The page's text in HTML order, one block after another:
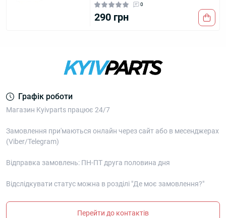
0
290 грн
Графік роботи
Магазин Kyivparts працює 24/7
Замовлення при'маються онлайн через сайт або в месенджерах
(Viber/Telegram)
Відправка замовлень: ПН-ПТ друга половина дня
Відслідкувати статус можна в розділі "Де моє замовлення?"
Перейти до контактів